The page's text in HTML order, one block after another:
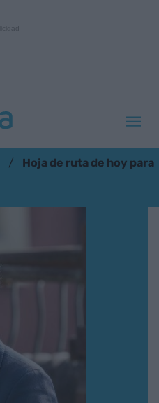
Hoja de ruta de hoy para